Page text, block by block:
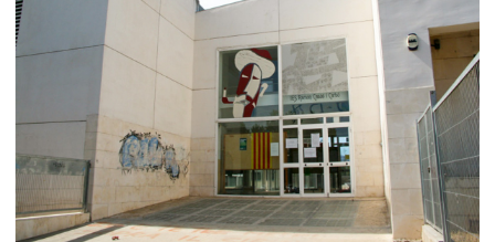
medi ambient
opinió
política
promo serveis
reportatge
calendari